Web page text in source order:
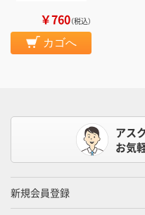
￥760（税込）
カゴへ
アス
お気
新規会員登録